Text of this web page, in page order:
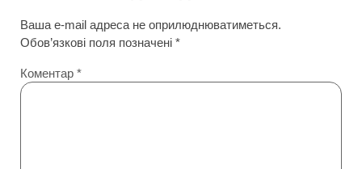
Ваша e-mail адреса не оприлюднюватиметься.
Обов’язкові поля позначені *
Коментар *